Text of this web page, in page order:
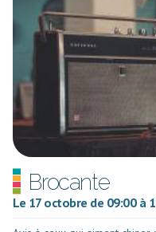
Brocante
Le 17 octobre de 09:00 à